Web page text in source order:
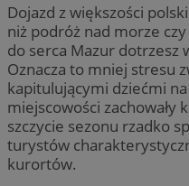
Dojazd z większości
niż podróż nad morze
do serca Mazur dotrzesz
Oznacza to mniej stresu
kapitulującymi dziećmi
miejscowości
szczycie sezonu rzadko
turystów
kurortów.